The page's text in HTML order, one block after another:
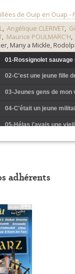
de Ouip en Ouap -
, Angélique CLERIVET,
, Maurice POULMARC'H,
Many a Mickle,
01-Rossignolet
02-C'est une jeune fille
03-Jeunes gens de
04-C'était un jeune
05-Hélas j'avais une
06-Charbonnier mon
08-Par un dimanche en
10-Il était une
11-On a resté six ans
12-Chiminour bihan
13-Qui frappe à ma
14-Je suis garçon de
adhérents